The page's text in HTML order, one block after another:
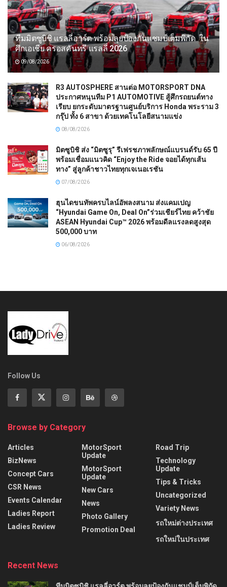
ทีมมิตซูบิชิ แรลลี่อาร์ต พร้อมลุยป้องกันแชมป์เต็มพิกัด ใน
ศึกเอเชีย ครอสคันทรี แรลลี่ 2026
09/08/2026
R3 AUTOSPHERE สานต่อ MOTORSPORT DNA
ประกาศหนุนทีม P1 AUTOMOTIVE สู้ศึกรถยนต์ทาง
เรียบ ยกระดับมาตรฐานศูนย์บริการ Honda พระราม 3
กรุ๊ป ทั้ง 6 สาขา ด้วยเทคโนโลยีสนามแข่ง
08/08/2026
มิตซูบิชิ ส่ง “มิตซูรุ” รีเฟรชภาพลักษณ์แบรนด์รับ 65 ปี
พร้อมเชื่อมแนวคิด “Enjoy the Ride จอยได้ทุกเส้น
ทาง” สู่ลูกค้าชาวไทยทุกเจเนอเรชัน
07/08/2026
ฮุนไดขนทัพครบไลน์อัพลงสนาม ส่งแคมเปญ
“Hyundai Game On, Deal On”ร่วมเชียร์ไทย คว้าชัย
ASEAN Hyundai Cup™ 2026 พร้อมดีลแรงลดสูงสุด
500,000 บาท
06/08/2026
Follow Us
Browse by Category
Articles
BizNews
Concept Cars
CSR News
Events Calendar
Ladies Report
Ladies Review
MotorSport
Update
MotorSport
Update
New Cars
News
Photo Gallery
Promotion Deal
Road Trip
Technology
Update
Tips & Tricks
Uncategorized
Variety News
รถใหม่ต่างประเทศ
รถใหม่ในประเทศ
Recent News